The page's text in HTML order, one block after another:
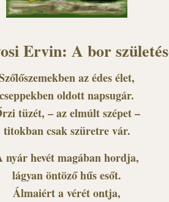
Ervin: A bor
az édes élet,
cseppekben oldott napsugár.
tüzét, – az elmúlt szépet –
titokban csak szüretre vár.
nyár hevét magában hordja,
lágyan öntöző hűs esőt.
Álmaiért a vérét ontja,